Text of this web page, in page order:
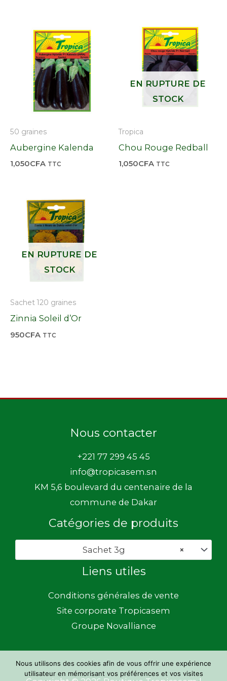
50 graines
Aubergine Kalenda
1,050CFA TTC
EN RUPTURE DE
STOCK
Tropica
Chou Rouge Redball
1,050CFA TTC
EN RUPTURE DE
STOCK
Sachet 120 graines
Zinnia Soleil d’Or
950CFA TTC
Nous contacter
+221 77 299 45 45
info@tropicasem.sn
KM 5,6 boulevard du centenaire de la
commune de Dakar
Catégories de produits
×
Sachet 3g
Liens utiles
Conditions générales de vente
Site corporate Tropicasem
Groupe Novalliance
Nous utilisons des cookies afin de vous offrir une expérience
utilisateur en mémorisant vos préférences et vos visites